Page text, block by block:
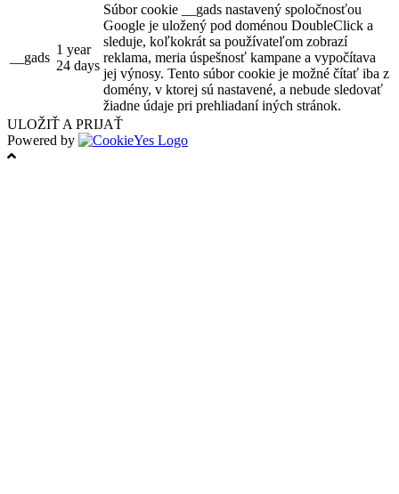
__gads
1 year
24 days
Súbor cookie __gads nastavený spoločnosťou
Google je uložený pod doménou DoubleClick a
sleduje, koľkokrát sa používateľom zobrazí
reklama, meria úspešnosť kampane a vypočítava
jej výnosy. Tento súbor cookie je možné čítať iba z
domény, v ktorej sú nastavené, a nebude sledovať
žiadne údaje pri prehliadaní iných stránok.
ULOŽIŤ A PRIJAŤ
Powered by